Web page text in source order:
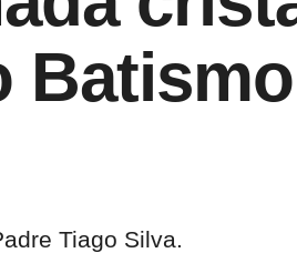
Tiago Silva.